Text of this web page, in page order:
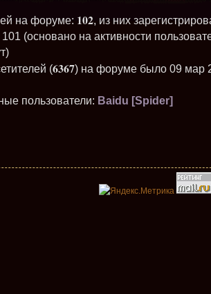
на форуме: 102, из них
(основано на активности
(6367) на форуме было 09 мар
пользователи: Baidu [Spider]